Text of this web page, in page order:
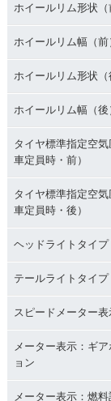
ホイールリム形状（
ホイールリム幅（前
ホイールリム形状（
ホイールリム幅（後
タイヤ標準指定空
車定員時・前）
タイヤ標準指定空
車定員時・後）
ヘッドライトタイプ
テールライトタイプ
スピードメーター
メーター表示：ギア
ョン
メーター表示：燃料